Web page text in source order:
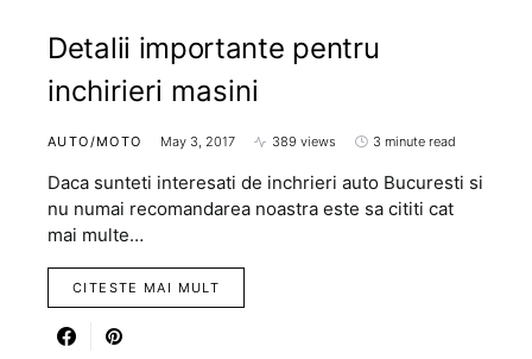
Detalii importante pentru
inchirieri masini
AUTO/MOTO May 3, 2017 389 views 3 minute read
Daca sunteti interesati de inchrieri auto Bucuresti si
nu numai recomandarea noastra este sa cititi cat
mai multe…
CITESTE MAI MULT